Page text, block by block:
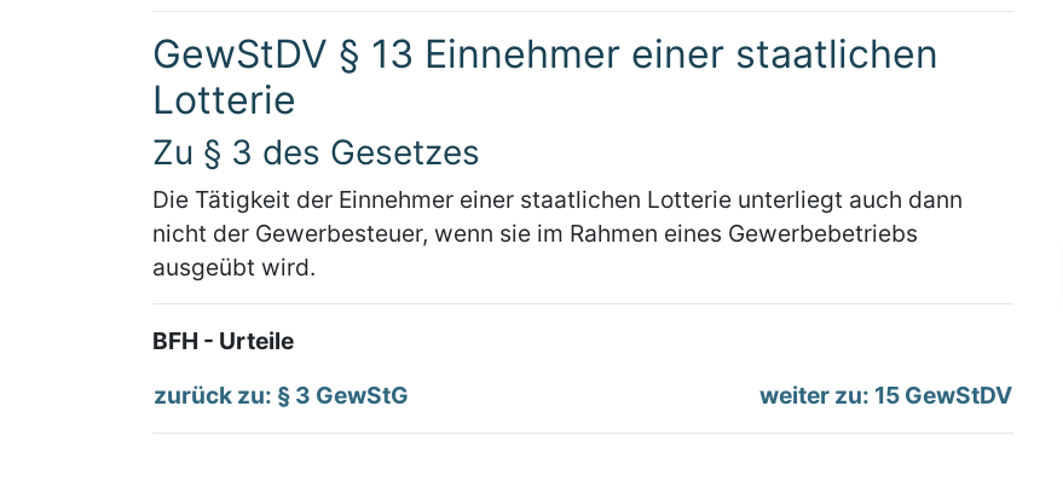
GewStDV § 13 Einnehmer einer staatlichen
Lotterie
Zu § 3 des Gesetzes
Die Tätigkeit der Einnehmer einer staatlichen Lotterie unterliegt auch dann
nicht der Gewerbesteuer, wenn sie im Rahmen eines Gewerbebetriebs
ausgeübt wird.
BFH - Urteile
zurück zu: § 3 GewStG
weiter zu: 15 GewStDV